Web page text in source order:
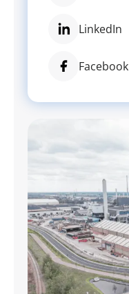
LinkedIn
Facebook